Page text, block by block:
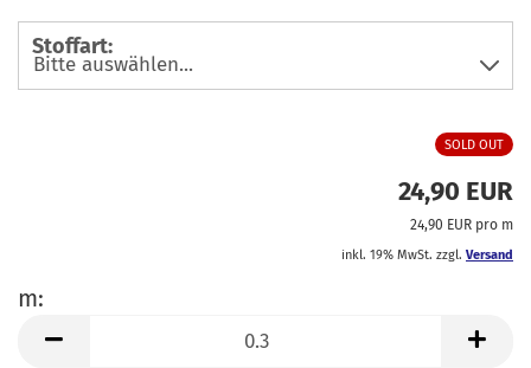
Stoffart:
SOLD OUT
24,90 EUR
24,90 EUR pro m
inkl. 19% MwSt. zzgl. Versand
m: